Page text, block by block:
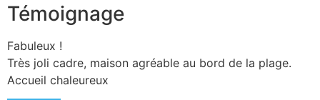
Témoignage
Fabuleux !
Très joli cadre, maison agréable au bord de la plage.
Accueil chaleureux